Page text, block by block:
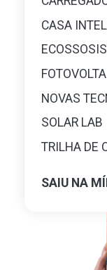
CASA
NOVAS
SOLAR LAB
TRILHA DE
SAIU NA